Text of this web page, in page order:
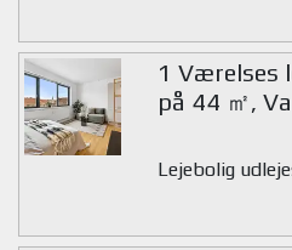
1 Værelses
på 44 ㎡,
Lejebolig